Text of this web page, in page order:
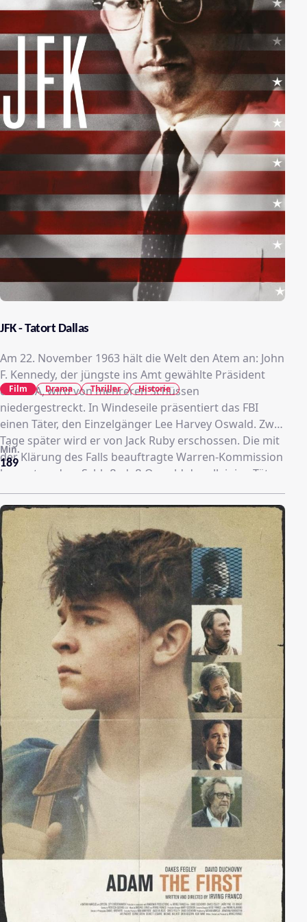
JFK - Tatort Dallas
Am 22. November 1963 hält die Welt den Atem an: John
F. Kennedy, der jüngste ins Amt gewählte Präsident
der USA, wird von mehreren Schüssen
niedergestreckt. In Windeseile präsentiert das FBI
einen Täter, den Einzelgänger Lee Harvey Oswald. Zwei
Tage später wird er von Jack Ruby erschossen. Die mit
der Klärung des Falls beauftragte Warren-Kommission
kommt zu dem Schluß, daß Oswald der alleinige Täter
war. Staatsanwalt Jim Garrison zweifelt die Theorie an
und macht sich mit seinem Team daran, das
Mordpuzzle selbst zu lösen. Obwohl Zeugen wie die
Fliegen unter merkwürdigen Umständen sterben,
deckt Garrison ein Komplott auf, an dem CIA, FBI, die
Mafia und Präsident Johnson gleichsam beteiligt sind.
189
Min.
Film Drama Thriller Historie